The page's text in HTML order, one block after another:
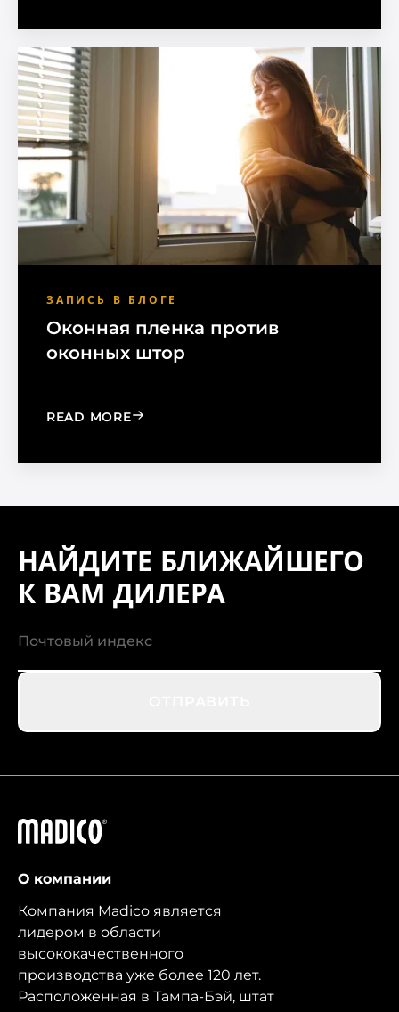
ЗАПИСЬ В БЛОГЕ
Оконная пленка против
оконных штор
READ MORE: WINDOW FILM VS. WINDOW
НАЙДИТЕ БЛИЖАЙШЕГО
К ВАМ ДИЛЕРА
Мадико
О компании
Компания Madico является
лидером в области
высококачественного
производства уже более 120 лет.
Расположенная в Тампа-Бэй, штат